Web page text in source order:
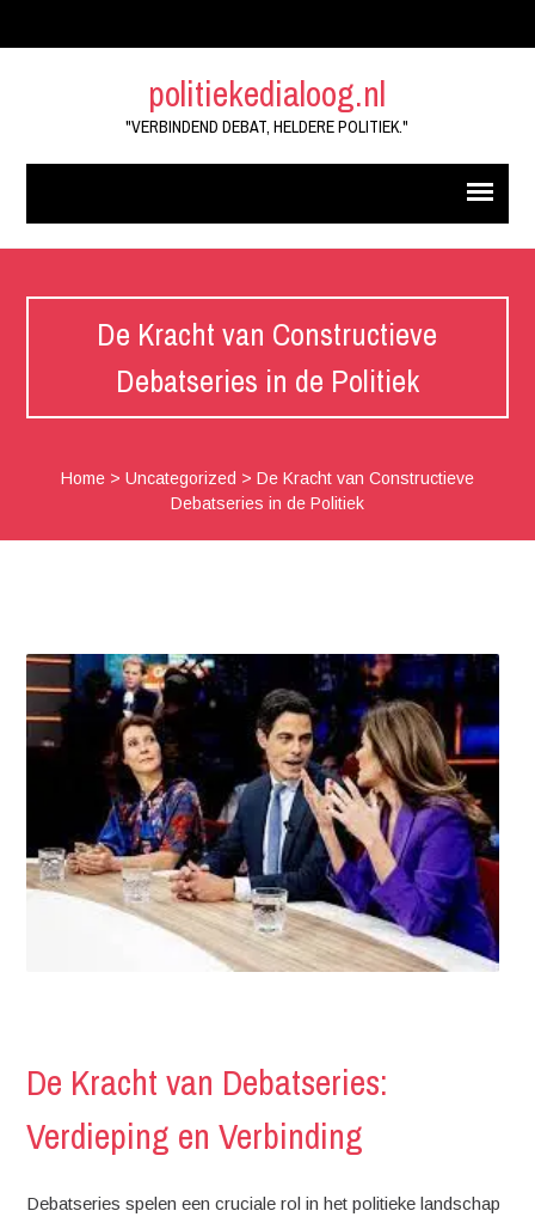
politiekedialoog.nl
"VERBINDEND DEBAT, HELDERE POLITIEK."
De Kracht van Constructieve
Debatseries in de Politiek
Home> Uncategorized > De Kracht van Constructieve
Debatseries in de Politiek
De Kracht van Debatseries:
Verdieping en Verbinding
Debatseries spelen een cruciale rol in het politieke landschap